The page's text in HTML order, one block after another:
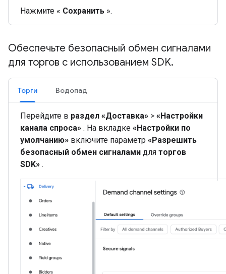
Нажмите « Сохранить ».
Обеспечьте безопасный обмен сигналами
для торгов с использованием SDK.
Торги Водопад
Перейдите в раздел «Доставка» > «Настройки
канала спроса» . На вкладке «Настройки по
умолчанию» включите параметр «Разрешить
безопасный обмен сигналами для торгов
SDK» .